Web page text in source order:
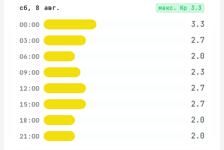
сб, 8 авг. макс. Kp 3.3
00:00 3.3
03:00 2.7
06:00 2.0
09:00 2.3
12:00 2.7
15:00 2.7
18:00 2.0
21:00 2.0